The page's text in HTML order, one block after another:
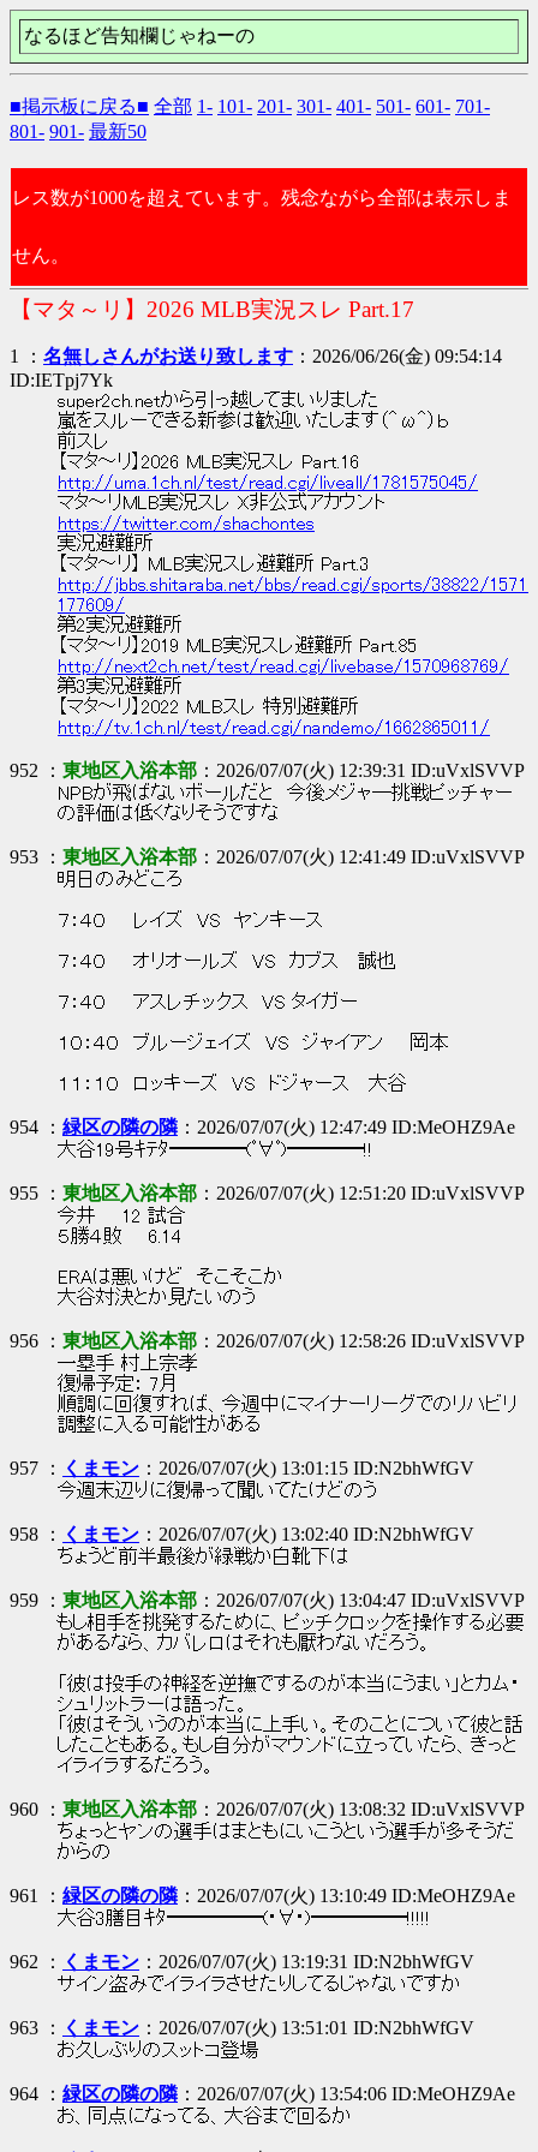
なるほど告知欄じゃねーの
■掲示板に戻る■ 全部 1- 101- 201- 301- 401- 501- 601- 701-
801- 901- 最新50
レス数が1000を超えています。残念ながら全部は表示しま
せん。
【マタ～リ】2026 MLB実況スレ Part.17
1 ： 名無しさんがお送り致します ：2026/06/26(金) 09:54:14
ID:IETpj7Yk
super2ch.netから引っ越してまいりました
嵐をスルーできる新参は歓迎いたします（＾ω＾）ｂ
前スレ
【マタ～リ】2026 MLB実況スレ Part.16
http://uma.1ch.nl/test/read.cgi/liveall/1781575045/
マタ～リMLB実況スレ X非公式アカウント
https://twitter.com/shachontes
実況避難所
【マタ～リ】 MLB実況スレ避難所 Part.3
http://jbbs.shitaraba.net/bbs/read.cgi/sports/38822/1571
177609/
第2実況避難所
【マタ～リ】2019 MLB実況スレ避難所 Part.85
http://next2ch.net/test/read.cgi/livebase/1570968769/
第3実況避難所
【マタ～リ】2022 MLBスレ 特別避難所
http://tv.1ch.nl/test/read.cgi/nandemo/1662865011/
952 ： 東地区入浴本部 ：2026/07/07(火) 12:39:31 ID:uVxlSVVP
NPBが飛ばないボールだと 今後メジャ―挑戦ピッチャー
の評価は低くなりそうですな
953 ： 東地区入浴本部 ：2026/07/07(火) 12:41:49 ID:uVxlSVVP
明日のみどころ
７：４０ レイズ VS ヤンキース
７：４０ オリオールズ VS カブス 誠也
７：４０ アスレチックス VS タイガー
１０：４０ ブルージェイズ VS ジャイアン 岡本
１１：１０ ロッキーズ VS ドジャース 大谷
954 ： 緑区の隣の隣 ：2026/07/07(火) 12:47:49 ID:MeOHZ9Ae
大谷19号ｷﾃﾀ━━━━(ﾟ∀ﾟ)━━━━!!
955 ： 東地区入浴本部 ：2026/07/07(火) 12:51:20 ID:uVxlSVVP
今井 12 試合
５勝４敗 6.14
ERAは悪いけど そこそこか
大谷対決とか見たいのう
956 ： 東地区入浴本部 ：2026/07/07(火) 12:58:26 ID:uVxlSVVP
一塁手 村上宗孝
復帰予定： 7月
順調に回復すれば、今週中にマイナーリーグでのリハビリ
調整に入る可能性がある
957 ： くまモン ：2026/07/07(火) 13:01:15 ID:N2bhWfGV
今週末辺りに復帰って聞いてたけどのう
958 ： くまモン ：2026/07/07(火) 13:02:40 ID:N2bhWfGV
ちょうど前半最後が緑戦か白靴下は
959 ： 東地区入浴本部 ：2026/07/07(火) 13:04:47 ID:uVxlSVVP
もし相手を挑発するために、ピッチクロックを操作する必要
があるなら、カバレロはそれも厭わないだろう。
「彼は投手の神経を逆撫でするのが本当にうまい」とカム・
シュリットラーは語った。
「彼はそういうのが本当に上手い。そのことについて彼と話
したこともある。もし自分がマウンドに立っていたら、きっと
イライラするだろう。
960 ： 東地区入浴本部 ：2026/07/07(火) 13:08:32 ID:uVxlSVVP
ちょっとヤンの選手はまともにいこうという選手が多そうだ
からの
961 ： 緑区の隣の隣 ：2026/07/07(火) 13:10:49 ID:MeOHZ9Ae
大谷3膳目ｷﾀ━━━━━(･∀･)━━━━━!!!!!
962 ： くまモン ：2026/07/07(火) 13:19:31 ID:N2bhWfGV
サイン盗みでイライラさせたりしてるじゃないですか
963 ： くまモン ：2026/07/07(火) 13:51:01 ID:N2bhWfGV
お久しぶりのスットコ登場
964 ： 緑区の隣の隣 ：2026/07/07(火) 13:54:06 ID:MeOHZ9Ae
お、同点になってる、大谷まで回るか